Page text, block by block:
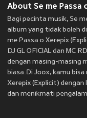
About Se me Passa
Bagi pecinta musik, Se
album yang tidak boleh
me Passa o Xerepix
DJ GL OFICIAL dan MC
dengan masing-masing
biasa.Di Joox, kamu
Xerepix (Explicit)
dan menikmati